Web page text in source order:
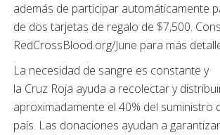
además de participar automáticamente
de dos tarjetas de regalo de $7,500.
RedCrossBlood.org/June para más
La necesidad de sangre es constante y
la Cruz Roja ayuda a recolectar y
aproximadamente el 40% del suministro
país. Las donaciones ayudan a